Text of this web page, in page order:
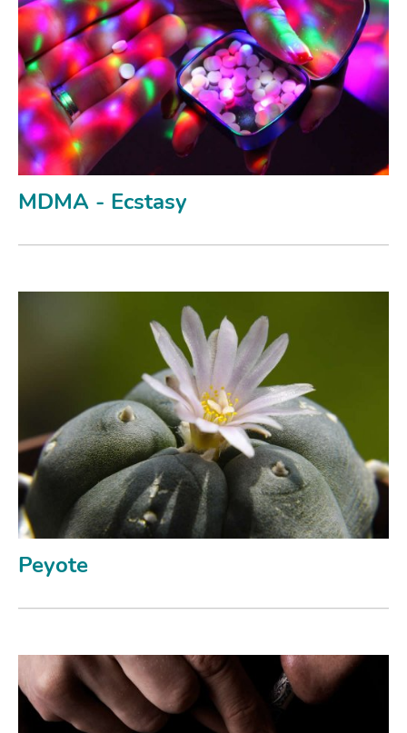
MDMA - Ecstasy
Peyote